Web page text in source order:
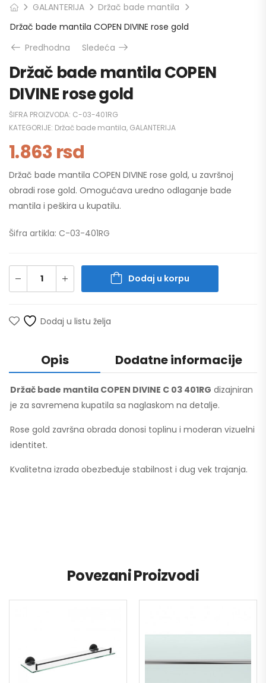
GALANTERIJA
Držač bade mantila
Držač bade mantila COPEN DIVINE rose gold
Predhodna
Sledeća
Držač bade mantila COPEN
DIVINE rose gold
ŠIFRA PROIZVODA: C-03-401RG
KATEGORIJE: Držač bade mantila, GALANTERIJA
1.863rsd
Držač bade mantila COPEN DIVINE rose gold, u završnoj
obradi rose gold. Omogućava uredno odlaganje bade
mantila i peškira u kupatilu.
Šifra artikla: C-03-401RG
Dodaj u korpu
Dodaj u listu želja
Opis Dodatne informacije
Držač bade mantila COPEN DIVINE C 03 401RG dizajniran
je za savremena kupatila sa naglaskom na detalje.
Rose gold završna obrada donosi toplinu i moderan vizuelni
identitet.
Kvalitetna izrada obezbeđuje stabilnost i dug vek trajanja.
Povezani Proizvodi